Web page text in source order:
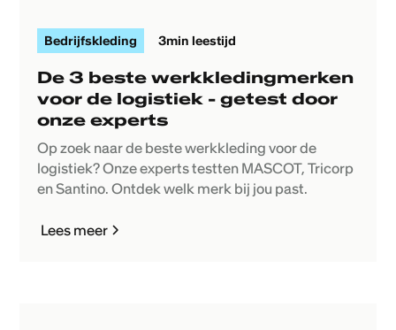
Bedrijfskleding 3min leestijd
De 3 beste werkkledingmerken
voor de logistiek - getest door
onze experts
Op zoek naar de beste werkkleding voor de
logistiek? Onze experts testten MASCOT, Tricorp
en Santino. Ontdek welk merk bij jou past.
Lees meer